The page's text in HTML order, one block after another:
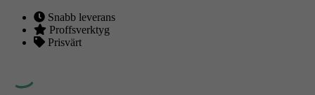
Snabb leverans
Proffsverktyg
Prisvärt